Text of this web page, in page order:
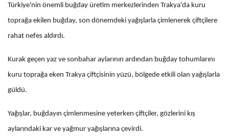
Türkiye'nin önemli buğday üretim merkezlerinden Trakya'da kuru
toprağa ekilen buğday, son dönemdeki yağışlarla çimlenerek çiftçilere
rahat nefes aldırdı.
Kurak geçen yaz ve sonbahar aylarının ardından buğday tohumlarını
kuru toprağa eken Trakya çiftçisinin yüzü, bölgede etkili olan yağışlarla
güldü.
Yağışlar, buğdayın çimlenmesine yeterken çiftçiler, gözlerini kış
aylarındaki kar ve yağmur yağışlarına çevirdi.